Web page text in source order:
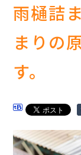
雨樋詰
まりの
す。